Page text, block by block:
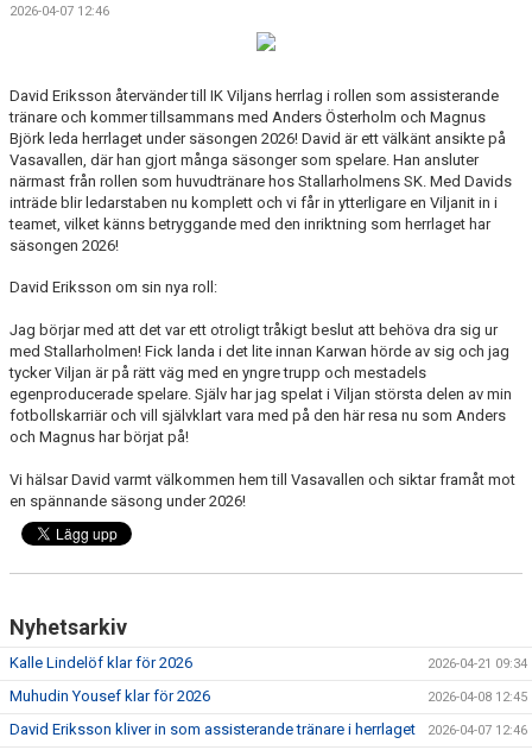
KONTAKT
2026-04-07 12:46
David Eriksson återvänder till IK Viljans herrlag i rollen som assisterande
tränare och kommer tillsammans med Anders Österholm och Magnus
Björk leda herrlaget under säsongen 2026! David är ett välkänt ansikte på
Vasavallen, där han gjort många säsonger som spelare. Han ansluter
närmast från rollen som huvudtränare hos Stallarholmens SK. Med Davids
inträde blir ledarstaben nu komplett och vi får in ytterligare en Viljanit in i
teamet, vilket känns betryggande med den inriktning som herrlaget har
säsongen 2026!
David Eriksson om sin nya roll:
Jag börjar med att det var ett otroligt tråkigt beslut att behöva dra sig ur
med Stallarholmen! Fick landa i det lite innan Karwan hörde av sig och jag
tycker Viljan är på rätt väg med en yngre trupp och mestadels
egenproducerade spelare. Själv har jag spelat i Viljan största delen av min
fotbollskarriär och vill självklart vara med på den här resa nu som Anders
och Magnus har börjat på!
Vi hälsar David varmt välkommen hem till Vasavallen och siktar framåt mot
en spännande säsong under 2026!
Nyhetsarkiv
Kalle Lindelöf klar för 2026 2026-04-21 09:34
Muhudin Yousef klar för 2026 2026-04-08 12:45
David Eriksson kliver in som assisterande tränare i herrlaget 2026-04-07 12:46